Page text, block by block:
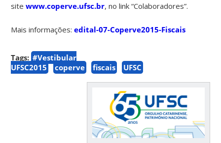
sitewww.coperve.ufsc.br, no link “Colaboradores”.
Mais informações:edital-07-Coperve2015-Fiscais
Tags: #Vestibular
UFSC2015
coperve fiscais UFSC